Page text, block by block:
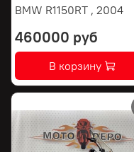
BMW R1150RT , 2004
460000 руб
В корзину